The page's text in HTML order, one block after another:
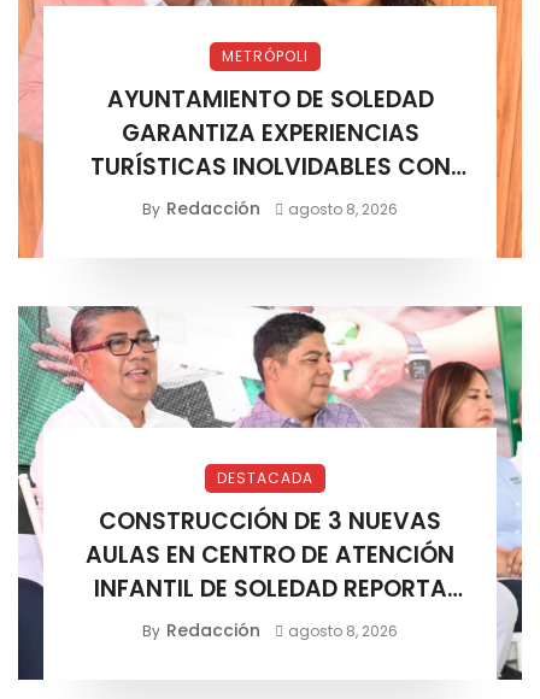
METRÓPOLI
AYUNTAMIENTO DE SOLEDAD
GARANTIZA EXPERIENCIAS
TURÍSTICAS INOLVIDABLES CON
CERTIFICACIÓN DE AGENCIAS
By Redacción agosto 8, 2026
DESTACADA
CONSTRUCCIÓN DE 3 NUEVAS
AULAS EN CENTRO DE ATENCIÓN
INFANTIL DE SOLEDAD REPORTA
AVANCE POSITIVO
By Redacción agosto 8, 2026